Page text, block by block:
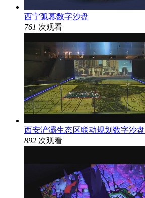
西宁弧幕数字沙盘
761 次观看
西安浐灞生态区联动规划数字沙盘
892 次观看